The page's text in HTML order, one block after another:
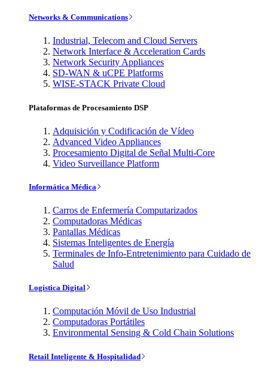
Networks & Communications
Industrial, Telecom and Cloud Servers
Network Interface & Acceleration Cards
Network Security Appliances
SD-WAN & uCPE Platforms
WISE-STACK Private Cloud
Plataformas de Procesamiento DSP
Adquisición y Codificación de Vídeo
Advanced Video Appliances
Procesamiento Digital de Señal Multi-Core
Video Surveillance Platform
Informática Médica
Carros de Enfermería Computarizados
Computadoras Médicas
Pantallas Médicas
Sistemas Inteligentes de Energía
Terminales de Info-Entretenimiento para Cuidado de
Salud
Logística Digital
Computación Móvil de Uso Industrial
Computadoras Portátiles
Environmental Sensing & Cold Chain Solutions
Retail Inteligente & Hospitalidad